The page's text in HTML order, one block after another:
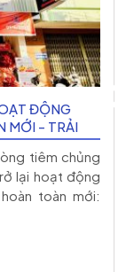
ĐỘNG
MỚI - TRẢI
tiêm chủng
lại hoạt động
toàn mới: